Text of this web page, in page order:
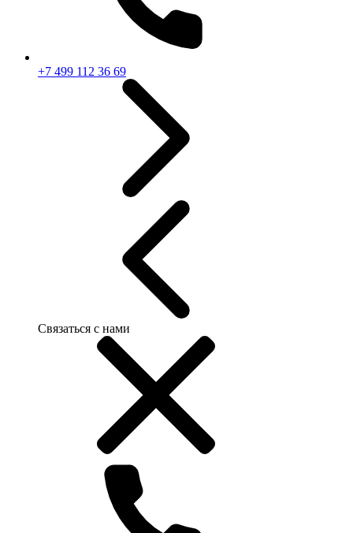
+7 499 112 36 69
Связаться с нами